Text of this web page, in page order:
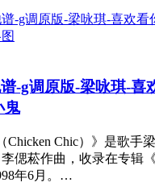
-g调原版-梁咏琪-喜
鬼
Chic）》是歌手
偲菘作曲，收录在专辑
年6月。…